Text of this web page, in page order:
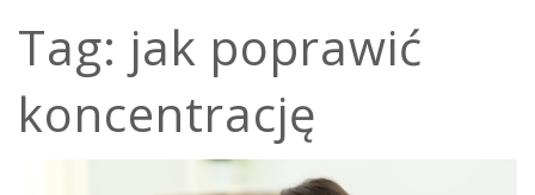
Tag: jak poprawić
koncentrację